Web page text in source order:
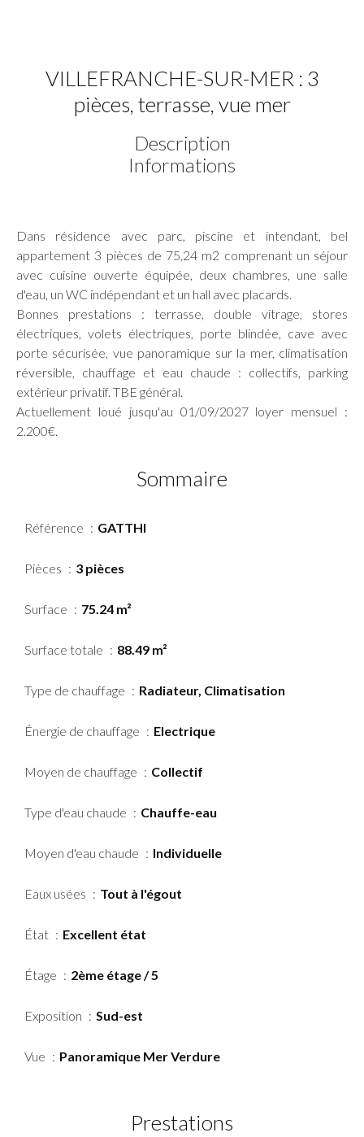
VILLEFRANCHE-SUR-MER : 3
pièces, terrasse, vue mer
Description
Informations
Dans résidence avec parc, piscine et intendant, bel
appartement 3 pièces de 75,24 m2 comprenant un séjour
avec cuisine ouverte équipée, deux chambres, une salle
d'eau, un WC indépendant et un hall avec placards.
Bonnes prestations : terrasse, double vitrage, stores
électriques, volets électriques, porte blindée, cave avec
porte sécurisée, vue panoramique sur la mer, climatisation
réversible, chauffage et eau chaude : collectifs, parking
extérieur privatif. TBE général.
Actuellement loué jusqu'au 01/09/2027 loyer mensuel :
2.200€.
Sommaire
Référence GATTHI
Pièces 3 pièces
Surface 75.24 m²
Surface totale 88.49 m²
Type de chauffage Radiateur, Climatisation
Énergie de chauffage Electrique
Moyen de chauffage Collectif
Type d'eau chaude Chauffe-eau
Moyen d'eau chaude Individuelle
Eaux usées Tout à l'égout
État Excellent état
Étage 2ème étage / 5
Exposition Sud-est
Vue Panoramique Mer Verdure
Prestations